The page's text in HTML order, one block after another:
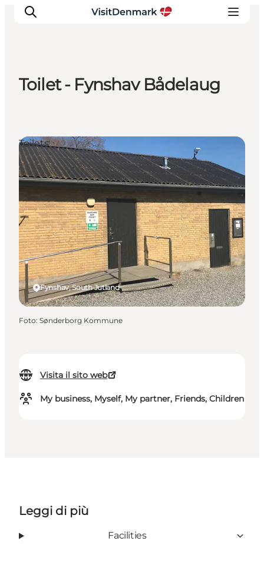
Cosa fare
Dove dormire
Pianifica il viaggio
Toilet - Fynshav Bådelaug
Visita il sito web
My business, Myself, My partner, Friends, Children
Fynshav, South Jutland
Toilets
Foto: Sønderborg Kommune
Leggi di più
Facilities